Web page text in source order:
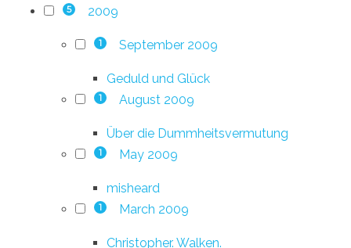
5 2009
1 September 2009
Geduld und Glück
1 August 2009
Über die Dummheitsvermutung
1 May 2009
misheard
1 March 2009
Christopher. Walken.